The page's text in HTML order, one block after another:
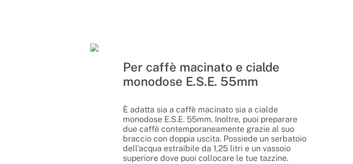
Per caffè macinato e cialde
monodose E.S.E. 55mm
È adatta sia a caffè macinato sia a cialde
monodose E.S.E. 55mm. Inoltre, puoi preparare
due caffè contemporaneamente grazie al suo
braccio con doppia uscita. Possiede un serbatoio
dell'acqua estraibile da 1,25 litri e un vassoio
superiore dove puoi collocare le tue tazzine.